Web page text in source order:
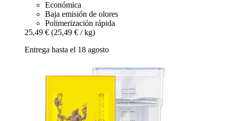
Económica
Baja emisión de olores
Polimerización rápida
25,49 € (25,49 € / kg)
Entrega hasta el 18 agosto